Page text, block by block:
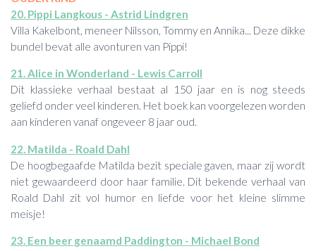
20. Pippi Langkous - Astrid Lindgren
Villa Kakelbont, meneer Nilsson, Tommy en Annika... Deze dikke
bundel bevat alle avonturen van Pippi!
21. Alice in Wonderland - Lewis Carroll
Dit klassieke verhaal bestaat al 150 jaar en is nog steeds
geliefd onder veel kinderen. Het boek kan voorgelezen worden
aan kinderen vanaf ongeveer 8 jaar oud.
22. Matilda - Roald Dahl
De hoogbegaafde Matilda bezit speciale gaven, maar zij wordt
niet gewaardeerd door haar familie. Dit bekende verhaal van
Roald Dahl zit vol humor en liefde voor het kleine slimme
meisje!
23. Een beer genaamd Paddington - Michael Bond